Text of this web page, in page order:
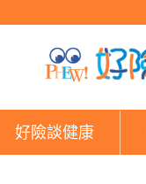
好險談健康